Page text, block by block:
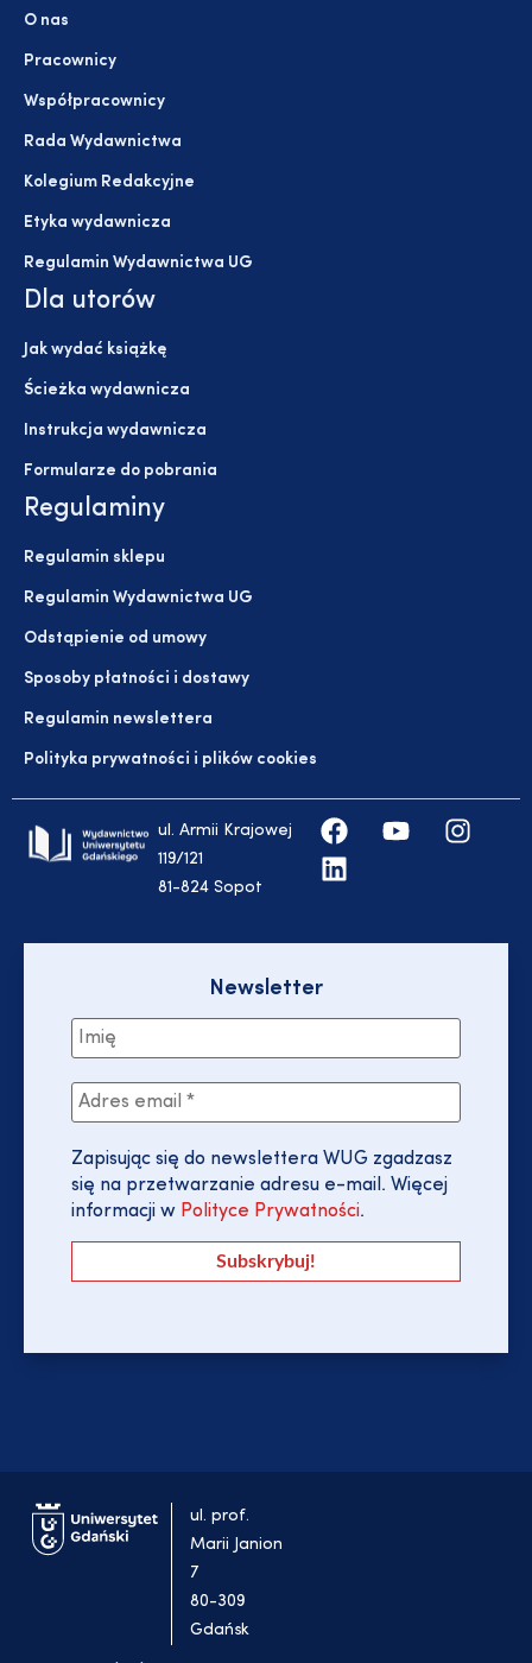
O nas
Pracownicy
Współpracownicy
Rada Wydawnictwa
Kolegium Redakcyjne
Etyka wydawnicza
Regulamin Wydawnictwa UG
Dla utorów
Jak wydać książkę
Ścieżka wydawnicza
Instrukcja wydawnicza
Formularze do pobrania
Regulaminy
Regulamin sklepu
Regulamin Wydawnictwa UG
Odstąpienie od umowy
Sposoby płatności i dostawy
Regulamin newslettera
Polityka prywatności i plików cookies
ul. Armii Krajowej
119/121
81-824 Sopot
Newsletter
Zapisując się do newslettera WUG zgadzasz
się na przetwarzanie adresu e-mail. Więcej
informacji w Polityce Prywatności.
ul. prof.
Marii Janion
7
80-309
Gdańsk